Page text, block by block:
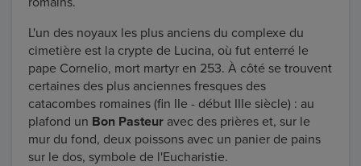
L'un des noyaux les plus anciens du complexe du
cimetière est la crypte de Lucina, où fut enterré le
pape Cornelio, mort martyr en 253. À côté se trouvent
certaines des plus anciennes fresques des
catacombes romaines (fin IIe - début IIIe siècle) : au
plafond un Bon Pasteur avec des prières et, sur le
mur du fond, deux poissons avec un panier de pains
sur le dos, symbole de l'Eucharistie.